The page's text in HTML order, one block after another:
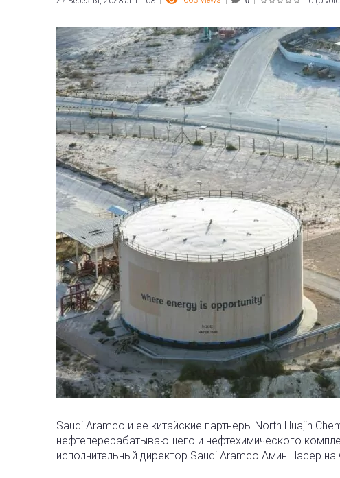
Saudi Aramco и ее китайские партнеры North Huajin
нефтеперерабатывающего и нефтехимического
исполнительный директор Saudi Aramco Амин Насер